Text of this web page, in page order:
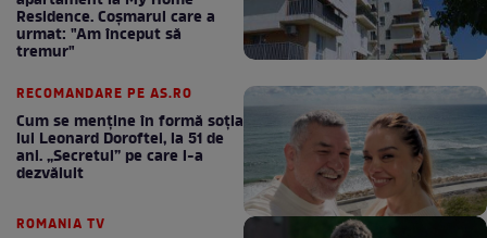
Residence. Coşmarul care a
urmat: "Am început să
tremur"
RECOMANDARE PE AS.RO
Cum se menţine în formă soţia
lui Leonard Doroftei, la 51 de
ani. „Secretul” pe care l-a
dezvăluit
ROMANIA TV